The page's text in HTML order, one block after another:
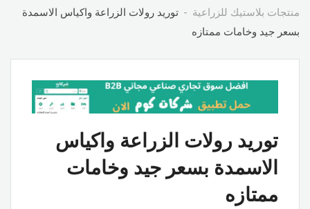
منتجات بلاستيك للزراعية
توريد رولات الزراعة واكياس الاسمدة
بسعر جيد وخامات ممتازه
توريد رولات الزراعة واكياس
الاسمدة بسعر جيد وخامات
ممتازه